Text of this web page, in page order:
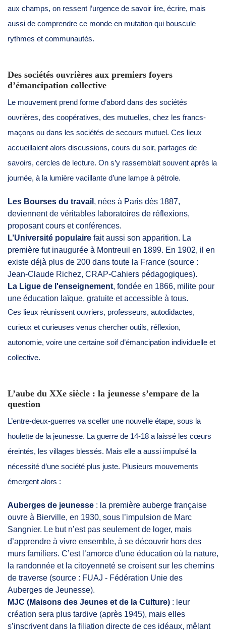
aux champs, on ressent l’urgence de savoir lire, écrire, mais
aussi de comprendre ce monde en mutation qui bouscule
rythmes et communautés.
Des sociétés ouvrières aux premiers foyers
d’émancipation collective
Le mouvement prend forme d’abord dans des sociétés
ouvrières, des coopératives, des mutuelles, chez les francs-
maçons ou dans les sociétés de secours mutuel. Ces lieux
accueillaient alors discussions, cours du soir, partages de
savoirs, cercles de lecture. On s’y rassemblait souvent après la
journée, à la lumière vacillante d’une lampe à pétrole.
Les Bourses du travail , nées à Paris dès 1887,
deviennent de véritables laboratoires de réflexions,
proposant cours et conférences.
L’Université populaire fait aussi son apparition. La
première fut inaugurée à Montreuil en 1899. En 1902, il en
existe déjà plus de 200 dans toute la France (source :
Jean-Claude Richez, CRAP-Cahiers pédagogiques).
La Ligue de l'enseignement, fondée en 1866, milite pour
une éducation laïque, gratuite et accessible à tous.
Ces lieux réunissent ouvriers, professeurs, autodidactes,
curieux et curieuses venus chercher outils, réflexion,
autonomie, voire une certaine soif d’émancipation individuelle et
collective.
L’aube du XXe siècle : la jeunesse s’empare de la
question
L’entre-deux-guerres va sceller une nouvelle étape, sous la
houlette de la jeunesse. La guerre de 14-18 a laissé les cœurs
éreintés, les villages blessés. Mais elle a aussi impulsé la
nécessité d’une société plus juste. Plusieurs mouvements
émergent alors :
Auberges de jeunesse : la première auberge française
ouvre à Bierville, en 1930, sous l’impulsion de Marc
Sangnier. Le but n’est pas seulement de loger, mais
d’apprendre à vivre ensemble, à se découvrir hors des
murs familiers. C’est l’amorce d'une éducation où la nature,
la randonnée et la citoyenneté se croisent sur les chemins
de traverse (source : FUAJ - Fédération Unie des
Auberges de Jeunesse).
MJC (Maisons des Jeunes et de la Culture) : leur
création sera plus tardive (après 1945), mais elles
s’inscrivent dans la filiation directe de ces idéaux, mêlant